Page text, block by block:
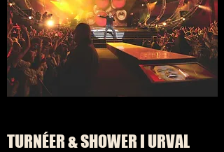
TURNÉER & SHOWER I URVAL